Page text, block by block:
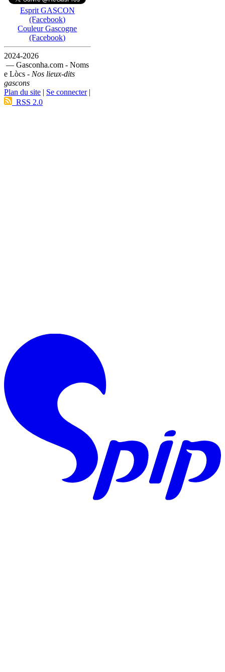
Esprit GASCON
(Facebook)
Couleur Gascogne
(Facebook)
2024-2026
— Gasconha.com - Noms
e Lòcs - Nos lieux-dits
gascons
Plan du site | Se connecter|
RSS 2.0